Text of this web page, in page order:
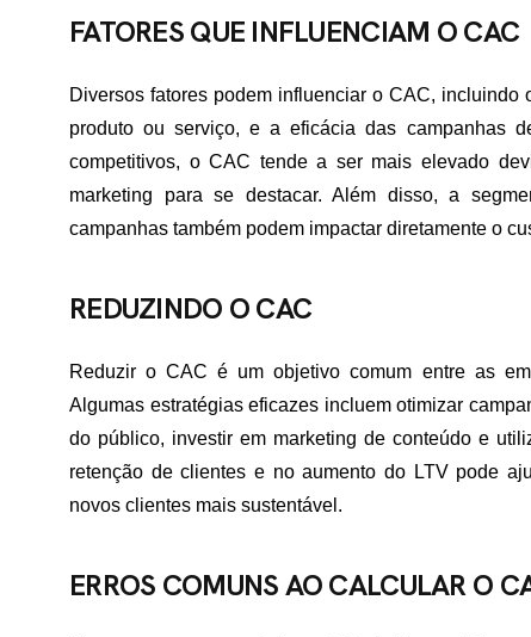
ATENDIDAS
NÓS
FATORES QUE INFLUENCIAM O CAC
Diversos fatores podem influenciar o CAC,
produto ou serviço, e a eficácia das campanhas
competitivos, o CAC tende a ser mais elevado
marketing para se destacar. Além disso, a
campanhas também podem impactar diretamente o
REDUZINDO O CAC
Reduzir o CAC é um objetivo comum entre as
Algumas estratégias eficazes incluem otimizar
do público, investir em marketing de conteúdo e
retenção de clientes e no aumento do LTV pode
novos clientes mais sustentável.
ERROS COMUNS AO CALCULAR O